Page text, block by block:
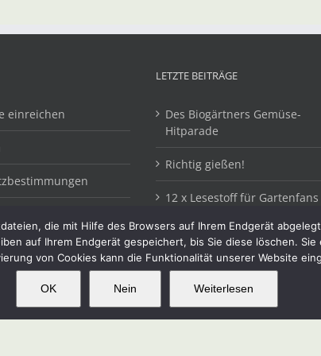
einreichen
LETZTE BEITRÄGE
Des Biogärtners Gemüse-
Hitparade
Richtig gießen!
12 x Lesestoff für Gartenfans
website uses cookies and third party services.
die mit Hilfe des Browsers auf Ihrem Endgerät
auf Ihrem Endgerät gespeichert, bis Sie diese löschen.
von Cookies kann die Funktionalität unserer Website
OK Nein Weiterlesen